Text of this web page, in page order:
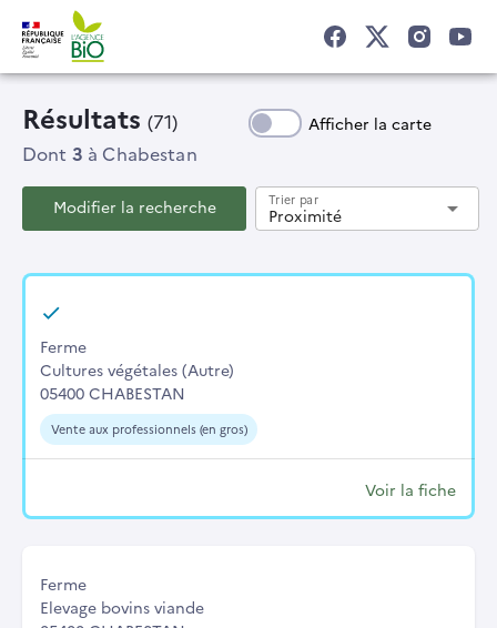
Résultats (71) Afficher la carte
Dont 3 à Chabestan
Modifier la recherche Proximité
Trier par arrow_drop_down
Ferme
Cultures végétales (Autre)
05400 CHABESTAN
Vente aux professionnels (en gros)
Voir la fiche
Ferme
Elevage bovins viande